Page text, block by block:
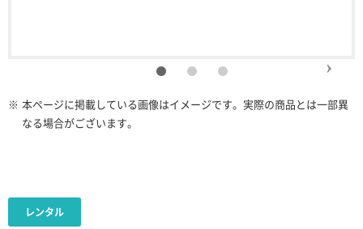
※ 本ページに掲載している画像はイメージです。実際の商品とは一部異
なる場合がございます。